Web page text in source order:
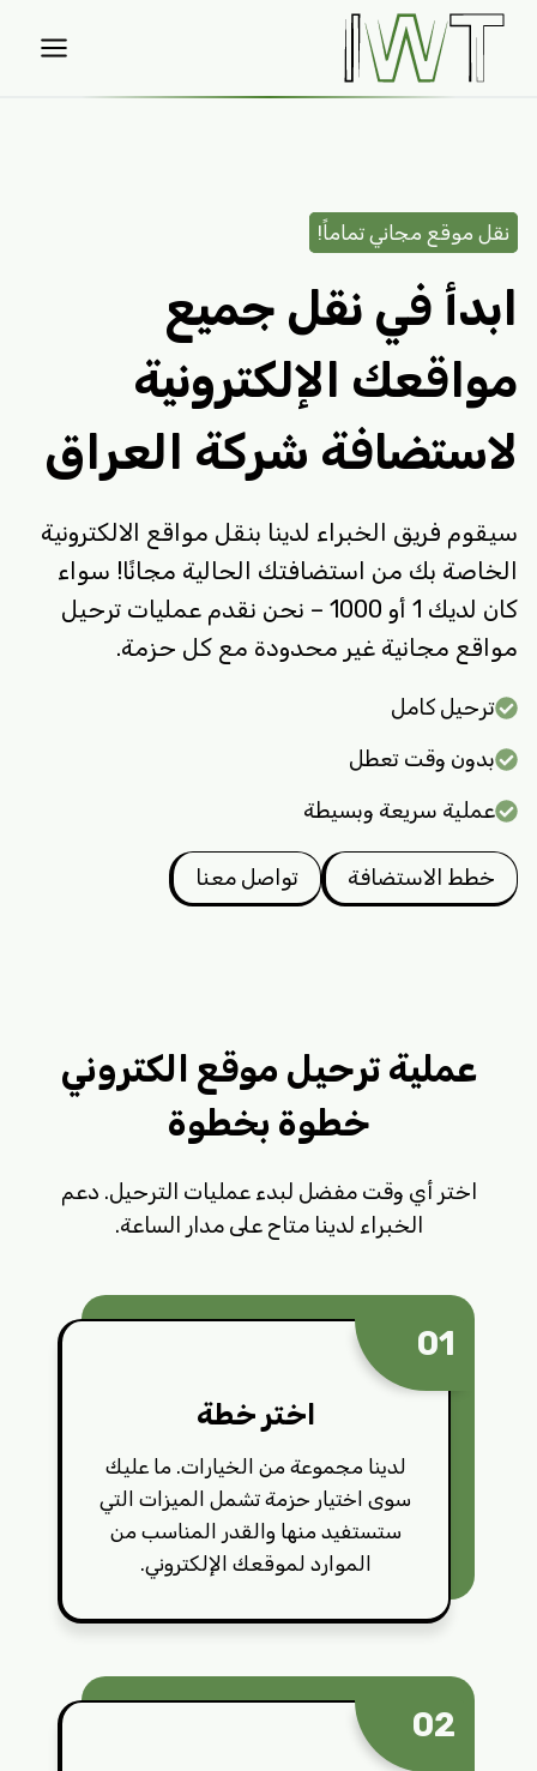
التجاوز
المحتوى
نقل موقع مجاني تماماً!
ابدأ في نقل جميع
مواقعك الإلكترونية
لاستضافة شركة العراق
سيقوم فريق الخبراء لدينا بنقل مواقع الالكترونية
الخاصة بك من استضافتك الحالية مجانًا! سواء
كان لديك 1 أو 1000 – نحن نقدم عمليات ترحيل
مواقع مجانية غير محدودة مع كل حزمة.
ترحيل كامل
بدون وقت تعطل
عملية سريعة وبسيطة
خطط الاستضافة تواصل معنا
عملية ترحيل موقع الكتروني
خطوة بخطوة
اختر أي وقت مفضل لبدء عمليات الترحيل. دعم
الخبراء لدينا متاح على مدار الساعة.
01
اختر خطة
لدينا مجموعة من الخيارات. ما عليك
سوى اختيار حزمة تشمل الميزات التي
ستستفيد منها والقدر المناسب من
الموارد لموقعك الإلكتروني.
02